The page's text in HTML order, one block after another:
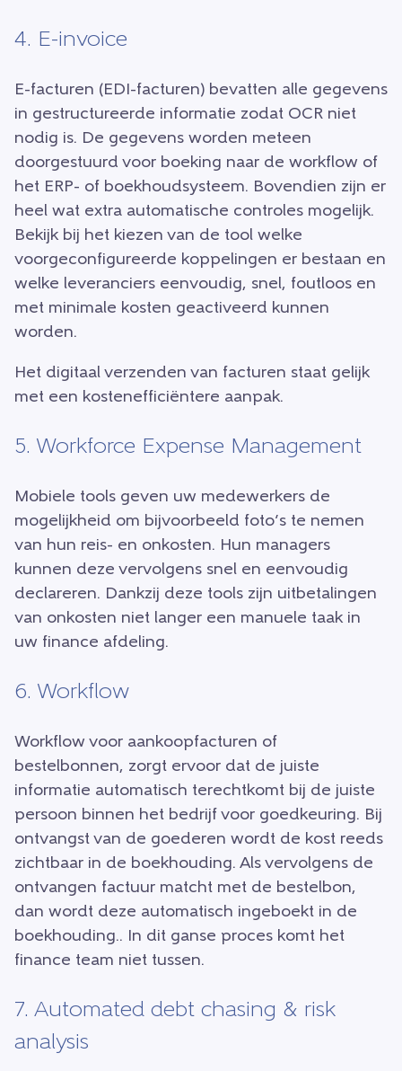
4. E-invoice
E-facturen (EDI-facturen) bevatten alle gegevens
in gestructureerde informatie zodat OCR niet
nodig is. De gegevens worden meteen
doorgestuurd voor boeking naar de workflow of
het ERP- of boekhoudsysteem. Bovendien zijn er
heel wat extra automatische controles mogelijk.
Bekijk bij het kiezen van de tool welke
voorgeconfigureerde koppelingen er bestaan en
welke leveranciers eenvoudig, snel, foutloos en
met minimale kosten geactiveerd kunnen
worden.
Het digitaal verzenden van facturen staat gelijk
met een kostenefficiëntere aanpak.
5. Workforce Expense Management
Mobiele tools geven uw medewerkers de
mogelijkheid om bijvoorbeeld foto’s te nemen
van hun reis- en onkosten. Hun managers
kunnen deze vervolgens snel en eenvoudig
declareren. Dankzij deze tools zijn uitbetalingen
van onkosten niet langer een manuele taak in
uw finance afdeling.
6. Workflow
Workflow voor aankoopfacturen of
bestelbonnen, zorgt ervoor dat de juiste
informatie automatisch terechtkomt bij de juiste
persoon binnen het bedrijf voor goedkeuring. Bij
ontvangst van de goederen wordt de kost reeds
zichtbaar in de boekhouding. Als vervolgens de
ontvangen factuur matcht met de bestelbon,
dan wordt deze automatisch ingeboekt in de
boekhouding.. In dit ganse proces komt het
finance team niet tussen.
7. Automated debt chasing & risk
analysis